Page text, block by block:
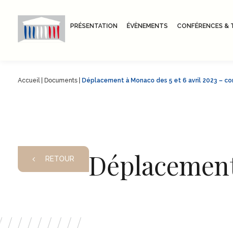
PRÉSENTATION ÉVÈNEMENTS CONFÉRENCES &
Accueil| Documents Déplacement à Monaco des 5 et 6 avril 2023 –
RETOUR